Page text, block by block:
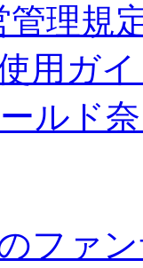
管理規
用ガ
ルド
ファ